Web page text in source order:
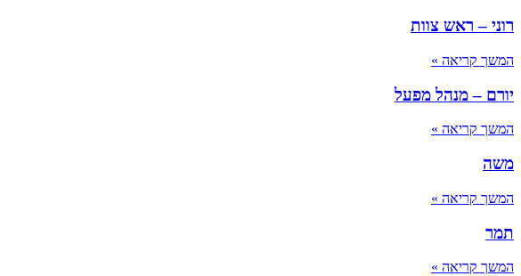
רוני – ראש צוות
המשך קריאה »
יורם – מנהל מפעל
המשך קריאה »
משה
המשך קריאה »
תמר
המשך קריאה »